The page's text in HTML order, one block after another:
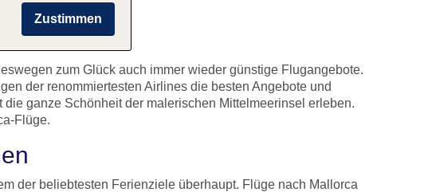
zum Glück auch immer wieder günstige Flugangebote.
der renommiertesten Airlines die besten Angebote und
ganze Schönheit der malerischen Mittelmeerinsel erleben.
Flüge.
der beliebtesten Ferienziele überhaupt. Flüge nach Mallorca
Zustimmen